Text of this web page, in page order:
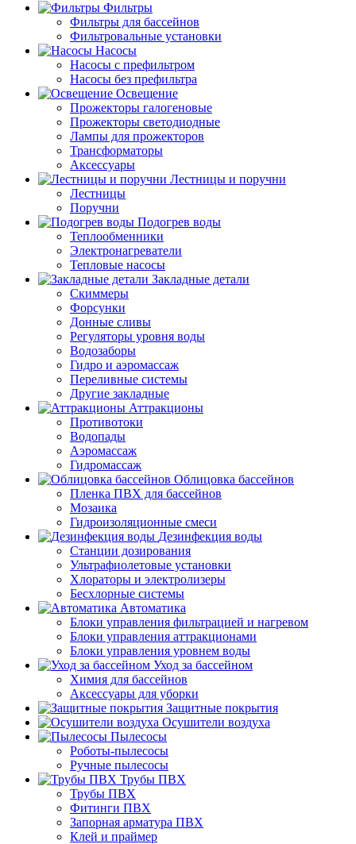
Фильтры
Фильтры для бассейнов
Фильтровальные установки
Насосы
Насосы с префильтром
Насосы без префильтра
Освещение
Прожекторы галогеновые
Прожекторы светодиодные
Лампы для прожекторов
Трансформаторы
Аксессуары
Лестницы и поручни
Лестницы
Поручни
Подогрев воды
Теплообменники
Электронагреватели
Тепловые насосы
Закладные детали
Скиммеры
Форсунки
Донные сливы
Регуляторы уровня воды
Водозаборы
Гидро и аэромассаж
Переливные системы
Другие закладные
Аттракционы
Противотоки
Водопады
Аэромассаж
Гидромассаж
Облицовка бассейнов
Пленка ПВХ для бассейнов
Мозаика
Гидроизоляционные смеси
Дезинфекция воды
Станции дозирования
Ультрафиолетовые установки
Хлораторы и электролизеры
Бесхлорные системы
Автоматика
Блоки управления фильтрацией и нагревом
Блоки управления аттракционами
Блоки управления уровнем воды
Уход за бассейном
Химия для бассейнов
Аксессуары для уборки
Защитные покрытия
Осушители воздуха
Пылесосы
Роботы-пылесосы
Ручные пылесосы
Трубы ПВХ
Трубы ПВХ
Фитинги ПВХ
Запорная арматура ПВХ
Клей и праймер